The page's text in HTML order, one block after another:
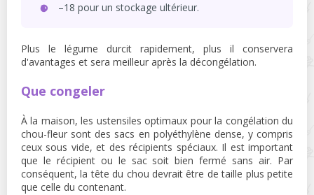
–18 pour un stockage ultérieur.
Plus le légume durcit rapidement, plus il conservera
d'avantages et sera meilleur après la décongélation.
Que congeler
À la maison, les ustensiles optimaux pour la congélation du
chou-fleur sont des sacs en polyéthylène dense, y compris
ceux sous vide, et des récipients spéciaux. Il est important
que le récipient ou le sac soit bien fermé sans air. Par
conséquent, la tête du chou devrait être de taille plus petite
que celle du contenant.